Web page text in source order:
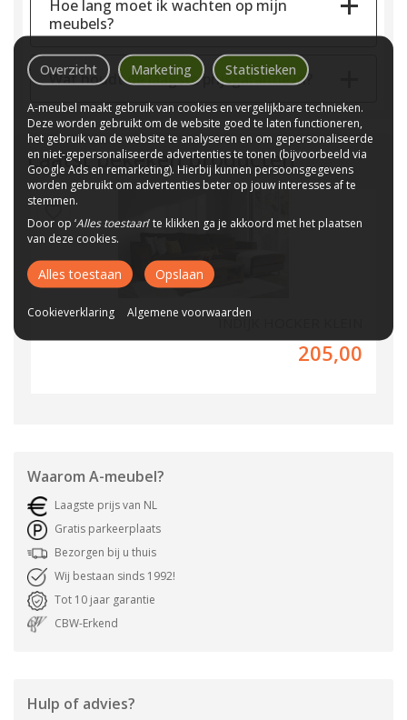
Hoe lang moet ik wachten op mijn
meubels?
Wat houdt de laagste prijsgarantie in?
Laatst bekeken producten
INDIJK HOCKER KLEIN
205,00
Waarom A-meubel?
Laagste prijs van NL
Gratis parkeerplaats
Bezorgen bij u thuis
Wij bestaan sinds 1992!
Tot 10 jaar garantie
CBW-Erkend
Hulp of advies?
Overzicht Marketing Statistieken
A-meubel maakt gebruik van cookies en vergelijkbare technieken.
Deze worden gebruikt om de website goed te laten functioneren,
het gebruik van de website te analyseren en om gepersonaliseerde
en niet-gepersonaliseerde advertenties te tonen (bijvoorbeeld via
Google Ads en remarketing). Hierbij kunnen persoonsgegevens
worden gebruikt om advertenties beter op jouw interesses af te
stemmen.
Door op ‘Alles toestaan’ te klikken ga je akkoord met het plaatsen
van deze cookies.
Alles toestaan Opslaan
Cookieverklaring Algemene voorwaarden